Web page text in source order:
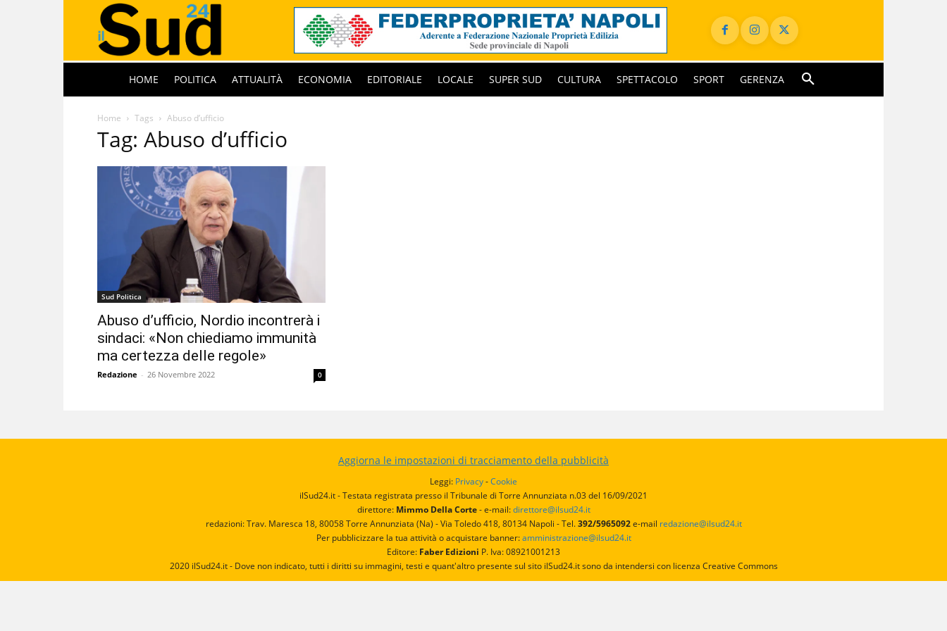
HOME POLITICA ATTUALITÀ ECONOMIA EDITORIALE LOCALE SUPER SUD CULTURA SPETTACOLO SPORT GERENZA
Home Tags Abuso d’ufficio
Tag: Abuso d’ufficio
Sud Politica
Abuso d’ufficio, Nordio incontrerà i
sindaci: «Non chiediamo immunità
ma certezza delle regole»
Redazione - 26 Novembre 2022 0
Aggiorna le impostazioni di tracciamento della pubblicità
Leggi: Privacy-Cookie
ilSud24.it - Testata registrata presso il Tribunale di Torre Annunziata n.03 del 16/09/2021
direttore:Mimmo Della Corte- e-mail:direttore@ilsud24.it
redazioni: Trav. Maresca 18, 80058 Torre Annunziata (Na) - Via Toledo 418, 80134 Napoli - Tel.392/5965092e-mail redazione@ilsud24.it
Per pubblicizzare la tua attività o acquistare banner:amministrazione@ilsud24.it
Editore: Faber Edizioni P. Iva: 08921001213
2020 ilSud24.it - Dove non indicato, tutti i diritti su immagini, testi e quant'altro presente sul sito ilSud24.it sono da intendersi con licenza Creative Commons